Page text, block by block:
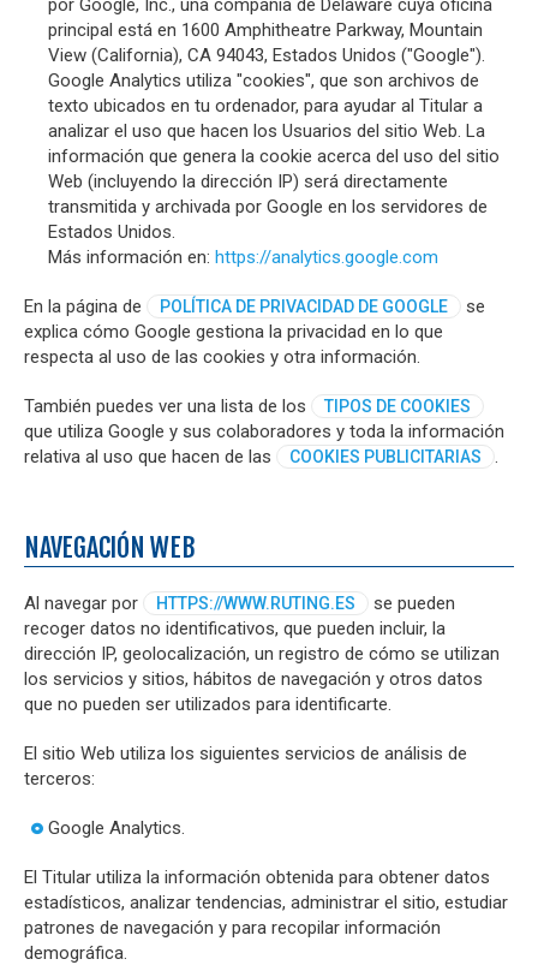
principal está en 1600 Amphitheatre Parkway, Mountain
View (California), CA 94043, Estados Unidos ("Google").
Google Analytics utiliza "cookies", que son archivos de
texto ubicados en tu ordenador, para ayudar al Titular a
analizar el uso que hacen los Usuarios del sitio Web. La
información que genera la cookie acerca del uso del sitio
Web (incluyendo la dirección IP) será directamente
transmitida y archivada por Google en los servidores de
Estados Unidos.
Más información en: https://analytics.google.com
En la página de POLÍTICA DE PRIVACIDAD DE GOOGLE
se
explica cómo Google gestiona la privacidad en lo que
respecta al uso de las cookies y otra información.
También puedes ver una lista de los TIPOS DE COOKIES
que utiliza Google y sus colaboradores y toda la información
relativa al uso que hacen de las
COOKIES PUBLICITARIAS
NAVEGACIÓN WEB
Al navegar por HTTPS://WWW.RUTING.ES
se pueden
recoger datos no identificativos, que pueden incluir, la
dirección IP, geolocalización, un registro de cómo se utilizan
los servicios y sitios, hábitos de navegación y otros datos
que no pueden ser utilizados para identificarte.
El sitio Web utiliza los siguientes servicios de análisis de
terceros:
Google Analytics.
El Titular utiliza la información obtenida para obtener datos
estadísticos, analizar tendencias, administrar el sitio, estudiar
patrones de navegación y para recopilar información
demográfica.